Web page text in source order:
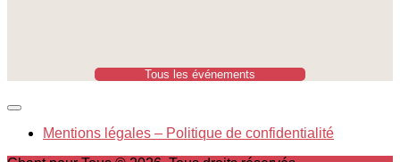
Tous les événements
Mentions légales – Politique de confidentialité